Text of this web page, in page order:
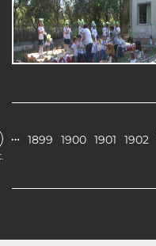
… 1899 1900 1901 1902